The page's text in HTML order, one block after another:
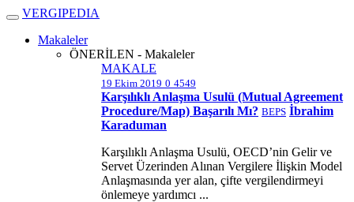
VERGIPEDIA
Makaleler
ÖNERİLEN - Makaleler
MAKALE
19 Ekim 2019 0 4549
Karşılıklı Anlaşma Usulü (Mutual Agreement
Procedure/Map) Başarılı Mı? BEPS İbrahim
Karaduman
Karşılıklı Anlaşma Usulü, OECD’nin Gelir ve
Servet Üzerinden Alınan Vergilere İlişkin Model
Anlaşmasında yer alan, çifte vergilendirmeyi
önlemeye yardımcı ...